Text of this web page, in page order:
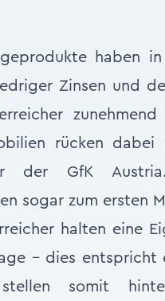
haben
Zinsen und
rücken
der GfK
sogar zum ersten
halten eine
– dies entspricht
somit